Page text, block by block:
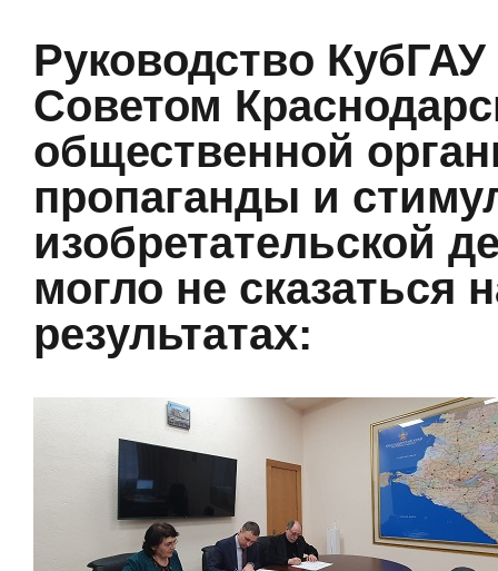
Руководство
Советом
общественной
пропаганды и
изобретательской
могло не сказаться
результатах: